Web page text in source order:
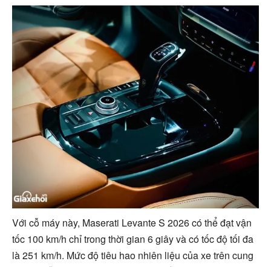
Với cỗ máy này, Maserati Levante S 2026 có thể đạt vận
tốc 100 km/h chỉ trong thời gian 6 giây và có tốc độ tối đa
là 251 km/h. Mức độ tiêu hao nhiên liệu của xe trên cung